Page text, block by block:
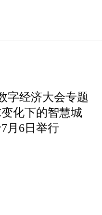
字经济大会专题
化下的智慧城
月6日举行